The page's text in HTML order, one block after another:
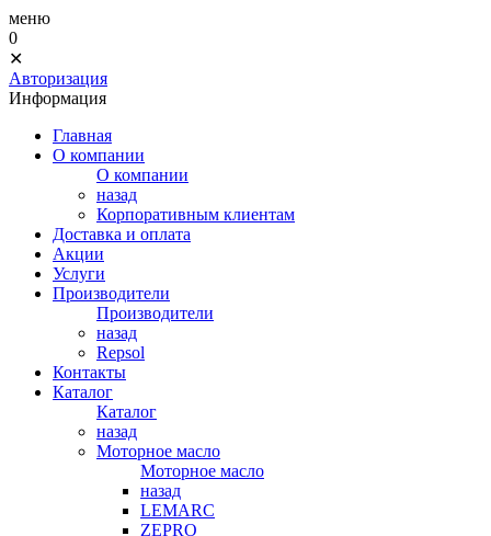
меню
0
✕
Авторизация
Информация
Главная
О компании
О компании
назад
Корпоративным клиентам
Доставка и оплата
Акции
Услуги
Производители
Производители
назад
Repsol
Контакты
Каталог
Каталог
назад
Моторное масло
Моторное масло
назад
LEMARC
ZEPRO